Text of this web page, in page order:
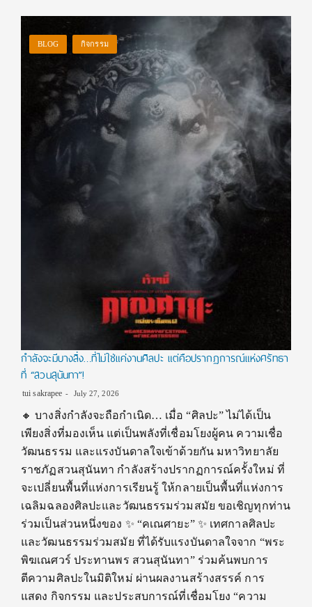
BLOG กิจกรรม
กำลังจะมีบางสิ่ง…ที่ไม่ใช่แค่งานศิลปะ แต่คือปรากฏการณ์แห่งศรัทธา
ที่ “สวนสุนันทา”!
tui sakrapee July 27, 2026
🔸 บางสิ่งกำลังจะถือกำเนิด… เมื่อ “ศิลปะ” ไม่ได้เป็น
เพียงสิ่งที่มองเห็น แต่เป็นพลังที่เชื่อมโยงผู้คน ความเชื่อ
วัฒนธรรม และแรงบันดาลใจเข้าด้วยกัน มหาวิทยาลัย
ราชภัฏสวนสุนันทา กำลังสร้างปรากฏการณ์ครั้งใหม่ ที่
จะเปลี่ยนพื้นที่แห่งการเรียนรู้ ให้กลายเป็นพื้นที่แห่งการ
เฉลิมฉลองศิลปะและวัฒนธรรมร่วมสมัย ขอเชิญทุกท่าน
ร่วมเป็นส่วนหนึ่งของ ✨ “คเณศายะ” ✨ เทศกาลศิลปะ
และวัฒนธรรมร่วมสมัย ที่ได้รับแรงบันดาลใจจาก “พระ
พิฆเณศวร์ ประทานพร สวนสุนันทา” ร่วมค้นพบการ
ตีความศิลปะในมิติใหม่ ผ่านผลงานสร้างสรรค์ การ
แสดง กิจกรรม และประสบการณ์ที่เชื่อมโยง “ความ